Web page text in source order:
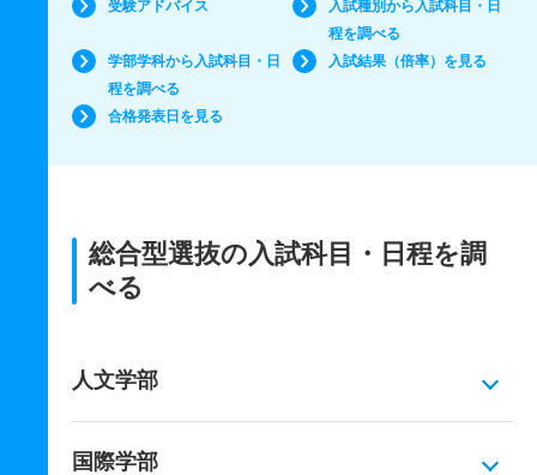
受験アドバイス
入試種別から入試科目・日
程を調べる
学部学科から入試科目・日
程を調べる
入試結果（倍率）を見る
合格発表日を見る
総合型選抜の入試科目・日程を調
べる
人文学部
国際学部